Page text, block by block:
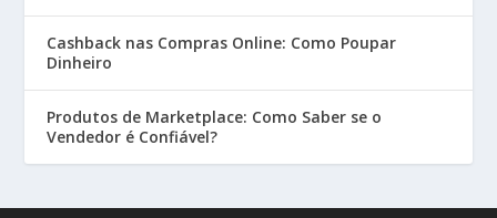
Cashback nas Compras Online: Como Poupar
Dinheiro
Produtos de Marketplace: Como Saber se o
Vendedor é Confiável?